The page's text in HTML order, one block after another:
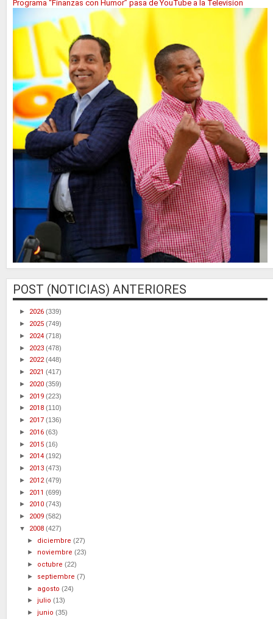
Programa “Finanzas con Humor” pasa de YouTube a la Television
POST (NOTICIAS) ANTERIORES
► 2026 (339)
► 2025 (749)
► 2024 (718)
► 2023 (478)
► 2022(448)
► 2021 (417)
► 2020 (359)
► 2019 (223)
► 2018 (110)
► 2017 (136)
► 2016 (63)
► 2015 (16)
► 2014 (192)
► 2013 (473)
► 2012(479)
► 2011 (699)
► 2010 (743)
► 2009 (582)
▼ 2008 (427)
► diciembre(27)
► noviembre(23)
► octubre(22)
► septiembre(7)
► agosto(24)
►julio(13)
►junio(35)